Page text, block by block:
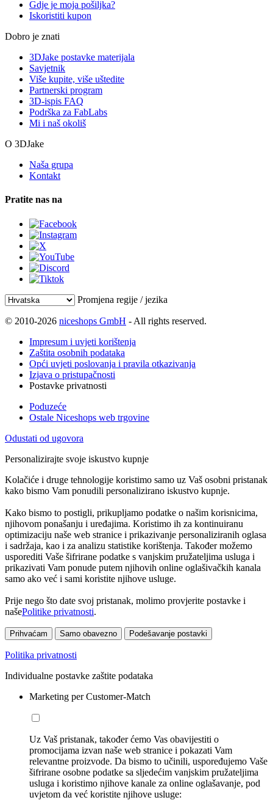
Gdje je moja pošiljka?
Iskoristiti kupon
Dobro je znati
3DJake postavke materijala
Savjetnik
Više kupite, više uštedite
Partnerski program
3D-ispis FAQ
Podrška za FabLabs
Mi i naš okoliš
O 3DJake
Naša grupa
Kontakt
Pratite nas na
Promjena regije / jezika
© 2010-2026 niceshops GmbH - All rights reserved.
Impresum i uvjeti korištenja
Zaštita osobnih podataka
Opći uvjeti poslovanja i pravila otkazivanja
Izjava o pristupačnosti
Postavke privatnosti
Poduzeće
Ostale Niceshops web trgovine
Odustati od ugovora
Personalizirajte svoje iskustvo kupnje
Kolačiće i druge tehnologije koristimo samo uz Vaš osobni pristanak
kako bismo Vam ponudili personalizirano iskustvo kupnje.
Kako bismo to postigli, prikupljamo podatke o našim korisnicima,
njihovom ponašanju i uređajima. Koristimo ih za kontinuiranu
optimizaciju naše web stranice i prikazivanje personaliziranih oglasa
i sadržaja, kao i za analizu statistike korištenja. Također možemo
usporediti Vaše šifrirane podatke s vanjskim pružateljima usluga i
prikazivati Vam ponude putem njihovih online oglašivačkih kanala
samo ako već i sami koristite njihove usluge.
Prije nego što date svoj pristanak, molimo provjerite postavke i
našePolitike privatnosti.
Prihvaćam Samo obavezno Podešavanje postavki
Politika privatnosti
Individualne postavke zaštite podataka
Marketing per Customer-Match
Uz Vaš pristanak, također ćemo Vas obavijestiti o
promocijama izvan naše web stranice i pokazati Vam
relevantne proizvode. Da bismo to učinili, uspoređujemo Vaše
šifrirane osobne podatke sa sljedećim vanjskim pružateljima
usluga i koristimo njihove kanale za online oglašavanje, pod
uvjetom da već koristite njihove usluge: